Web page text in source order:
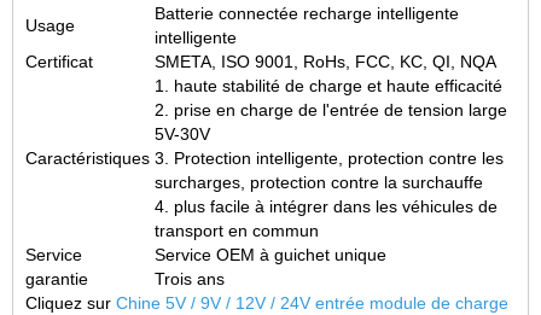
Usage
Batterie connectée recharge intelligente
intelligente
Certificat
SMETA, ISO 9001, RoHs, FCC, KC, QI, NQA
Caractéristiques
1. haute stabilité de charge et haute efficacité
2. prise en charge de l'entrée de tension large
5V-30V
3. Protection intelligente, protection contre les
surcharges, protection contre la surchauffe
4. plus facile à intégrer dans les véhicules de
transport en commun
Service
Service OEM à guichet unique
garantie
Trois ans
Cliquez sur Chine 5V / 9V / 12V / 24V entrée module de charge